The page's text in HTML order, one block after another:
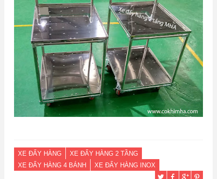
XE ĐẨY HÀNG
XE ĐẨY HÀNG 2 TẦNG
XE ĐẨY HÀNG 4 BÁNH
XE ĐẨY HÀNG INOX